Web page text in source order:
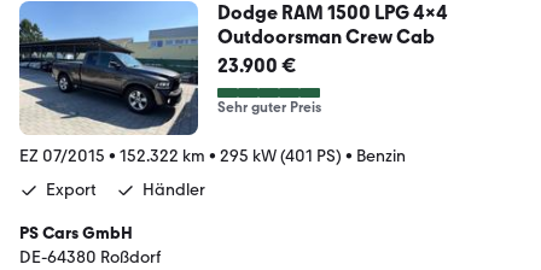
Dodge RAM 1500 LPG 4x4
Outdoorsman Crew Cab
23.900 €
Sehr guter Preis
EZ 07/2015 • 152.322 km • 295 kW (401 PS) • Benzin
Export
Händler
PS Cars GmbH
DE-64380 Roßdorf